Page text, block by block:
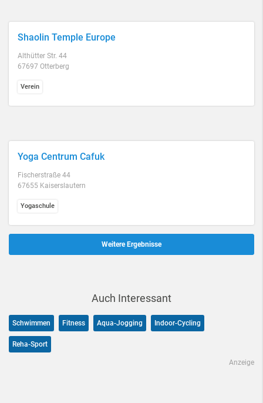
Shaolin Temple Europe
Althütter Str. 44
67697 Otterberg
Verein
Yoga Centrum Cafuk
Fischerstraße 44
67655 Kaiserslautern
Yogaschule
Weitere Ergebnisse
Auch Interessant
Schwimmen Fitness Aqua-Jogging Indoor-Cycling
Reha-Sport
Anzeige